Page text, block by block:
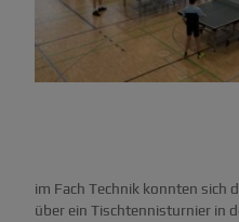
im Fach Technik konnten sich
über ein Tischtennisturnier in